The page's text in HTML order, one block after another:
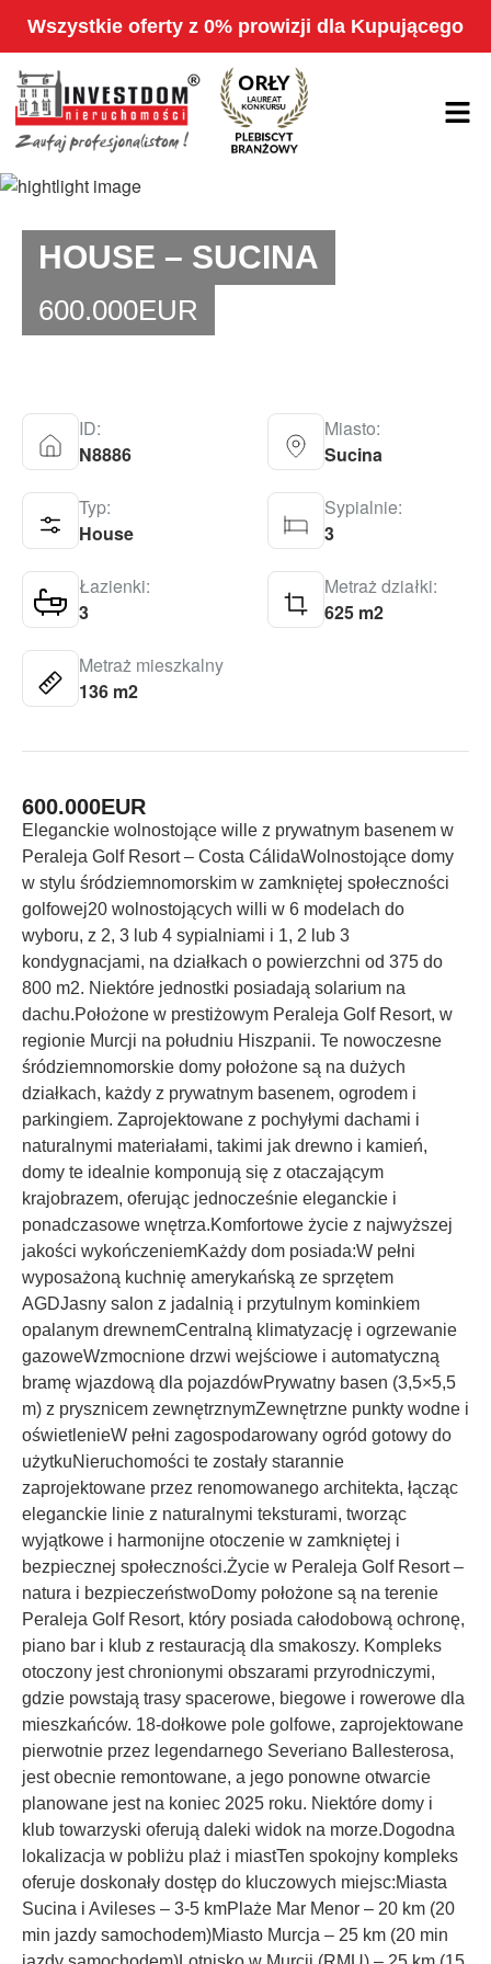
Wszystkie oferty z 0% prowizji dla Kupującego
HOUSE – SUCINA
600.000EUR
ID:
N8886
Miasto:
Sucina
Typ:
House
Sypialnie:
3
Łazienki:
3
Metraż działki:
625 m2
Metraż mieszkalny
136 m2
600.000EUR
Eleganckie wolnostojące wille z prywatnym basenem w
Peraleja Golf Resort – Costa CálidaWolnostojące domy
w stylu śródziemnomorskim w zamkniętej społeczności
golfowej20 wolnostojących willi w 6 modelach do
wyboru, z 2, 3 lub 4 sypialniami i 1, 2 lub 3
kondygnacjami, na działkach o powierzchni od 375 do
800 m2. Niektóre jednostki posiadają solarium na
dachu.Położone w prestiżowym Peraleja Golf Resort, w
regionie Murcji na południu Hiszpanii. Te nowoczesne
śródziemnomorskie domy położone są na dużych
działkach, każdy z prywatnym basenem, ogrodem i
parkingiem. Zaprojektowane z pochyłymi dachami i
naturalnymi materiałami, takimi jak drewno i kamień,
domy te idealnie komponują się z otaczającym
krajobrazem, oferując jednocześnie eleganckie i
ponadczasowe wnętrza.Komfortowe życie z najwyższej
jakości wykończeniemKażdy dom posiada:W pełni
wyposażoną kuchnię amerykańską ze sprzętem
AGDJasny salon z jadalnią i przytulnym kominkiem
opalanym drewnemCentralną klimatyzację i ogrzewanie
gazoweWzmocnione drzwi wejściowe i automatyczną
bramę wjazdową dla pojazdówPrywatny basen (3,5×5,5
m) z prysznicem zewnętrznymZewnętrzne punkty wodne i
oświetlenieW pełni zagospodarowany ogród gotowy do
użytkuNieruchomości te zostały starannie
zaprojektowane przez renomowanego architekta, łącząc
eleganckie linie z naturalnymi teksturami, tworząc
wyjątkowe i harmonijne otoczenie w zamkniętej i
bezpiecznej społeczności.Życie w Peraleja Golf Resort –
natura i bezpieczeństwoDomy położone są na terenie
Peraleja Golf Resort, który posiada całodobową ochronę,
piano bar i klub z restauracją dla smakoszy. Kompleks
otoczony jest chronionymi obszarami przyrodniczymi,
gdzie powstają trasy spacerowe, biegowe i rowerowe dla
mieszkańców. 18-dołkowe pole golfowe, zaprojektowane
pierwotnie przez legendarnego Severiano Ballesterosa,
jest obecnie remontowane, a jego ponowne otwarcie
planowane jest na koniec 2025 roku. Niektóre domy i
klub towarzyski oferują daleki widok na morze.Dogodna
lokalizacja w pobliżu plaż i miastTen spokojny kompleks
oferuje doskonały dostęp do kluczowych miejsc:Miasta
Sucina i Avileses – 3-5 kmPlaże Mar Menor – 20 km (20
min jazdy samochodem)Miasto Murcja – 25 km (20 min